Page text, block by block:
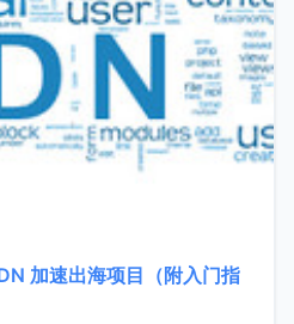
加速出海项目（附入门指